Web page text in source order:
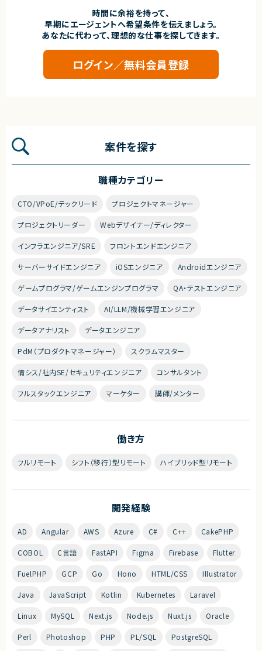
時間に余裕を持って、
早期にエージェントへ希望条件を伝えましょう。
あなたに代わって、理想的な仕事を探してきます。
ログイン／無料会員登録
案件を探す
職種カテゴリー
CTO/VPoE/テックリード プロジェクトマネージャー
プロジェクトリーダー Webデザイナー/ディレクター
インフラエンジニア/SRE フロントエンドエンジニア
サーバーサイドエンジニア iOSエンジニア Androidエンジニア
ゲームプログラマ/ゲームエンジンプログラマ QA・テストエンジニア
データサイエンティスト AI/LLM/機械学習エンジニア
データアナリスト データエンジニア
PdM（プロダクトマネージャー） スクラムマスター
情シス/社内SE/セキュリティエンジニア コンサルタント
フルスタックエンジニア マーケター 講師/メンター
働き方
フルリモート シフト（移行）型リモート ハイブリッド型リモート
開発経験
AD Angular AWS Azure C# C++ CakePHP
COBOL C言語 FastAPI Figma Firebase Flutter
FuelPHP GCP Go Hono HTML/CSS Illustrator
Java JavaScript Kotlin Kubernetes Laravel
Linux MySQL Next.js Node.js Nuxt.js Oracle
Perl Photoshop PHP PL/SQL PostgreSQL